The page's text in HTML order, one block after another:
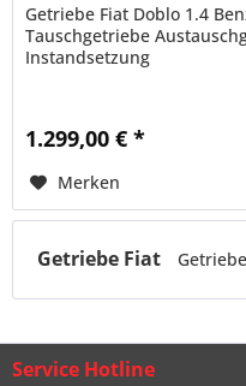
Getriebe Fiat Doblo 1.4
Tauschgetriebe
Instandsetzung
1.299,00 € *
Merken
Getriebe Fiat
Service Hotline